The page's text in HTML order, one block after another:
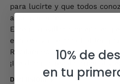
para lucirte y que todos
acompañante.
Este maravilloso diseño es
entrada y mascota hablen por
Recibiendo a todos con un
¡Ideal como regalo original y
DIMENSIONES
10% de
en tu